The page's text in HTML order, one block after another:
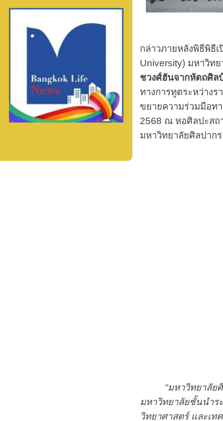
กล่าวภายหลังพิธีพิธี
University) มหาวิท
ชวงศ์ฮันจากหัตถศิล
ทางการทูตระหว่าง
ขยายความร่วมมือท
2568 ณ หอศิลปะส
มหาวิทยาลัยศิลปากร
“มหาวิทยาลัย
มหาวิทยาลัยชั้นนำร
วิทยาศาสตร์ และเ